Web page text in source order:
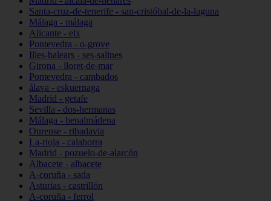
Santa-cruz-de-tenerife - san-cristóbal-de-la-laguna
Málaga - málaga
Alicante - elx
Pontevedra - o-grove
Illes-balears - ses-salines
Girona - lloret-de-mar
Pontevedra - cambados
álava - eskuernaga
Madrid - getafe
Sevilla - dos-hermanas
Málaga - benalmádena
Ourense - ribadavia
La-rioja - calahorra
Madrid - pozuelo-de-alarcón
Albacete - albacete
A-coruña - sada
Asturias - castrillón
A-coruña - ferrol